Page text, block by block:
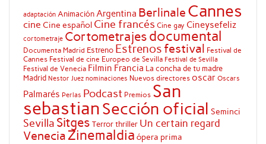
adaptación Animación Argentina Berlinale Cannes
cine Cine español Cine francés Cine gay Cineysefeliz
cortometraje Cortometrajes documental
Documenta Madrid Estreno Estrenos festival Festival de
Cannes Festival de cine Europeo de Sevilla Festival de Sevilla
Festival de Venecia Filmin Francia La concha de tu madre
Madrid Nestor Juez nominaciones Nuevos directores oscar Oscars
Palmarés Perlas Podcast Premios San
sebastianSección oficial Seminci
Sevilla Sitges Terrorthriller Un certain regard
Venecia Zinemaldia ópera prima